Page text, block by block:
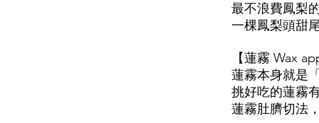
最不浪費鳳梨
一棵鳳梨頭甜
【蓮霧 Wax
蓮霧本身就是
挑好吃的蓮霧
蓮霧肚臍切法